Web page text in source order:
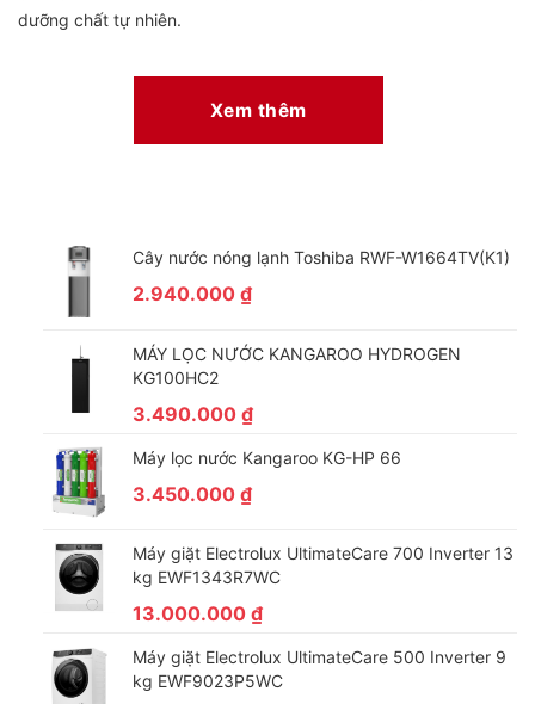
dưỡng chất tự nhiên.
*Hình ảnh chỉ mang tính chất minh hoạ
Bộ lọc không khí Hygiene Fresh+ hoạt động với 5 tấm lọc có
cấp độ và chức năng khác nhau, cùng với bộ cánh quạt
không những
loại bỏ triệt để vi khuẩn trong khoang tủmà còn
có tính năng
lọc sạch mùi hôi, mang lại bầu không khí trong
cho chiếc tủ.
Xem thêm
Cây nước nóng lạnh Toshiba RWF-W1664TV(K1)
2.940.000 ₫
MÁY LỌC NƯỚC KANGAROO HYDROGEN
KG100HC2
3.490.000 ₫
Máy lọc nước Kangaroo KG-HP 66
3.450.000 ₫
Máy giặt Electrolux UltimateCare 700 Inverter 13
kg EWF1343R7WC
13.000.000 ₫
Máy giặt Electrolux UltimateCare 500 Inverter 9
kg EWF9023P5WC